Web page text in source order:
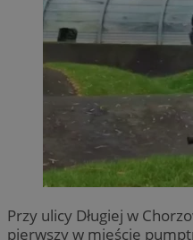
Przy ulicy Długiej w
pierwszy w mieście